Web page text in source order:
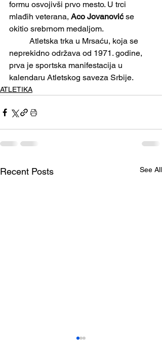
formu osvojivši prvo mesto. U trci
mlađih veterana, Aco Jovanović se
okitio srebrnom medaljom.
neprekidno održava od 1971. godine,
prva je sportska manifestacija u
kalendaru Atletskog saveza Srbije.
ATLETIKA
Recent Posts See All